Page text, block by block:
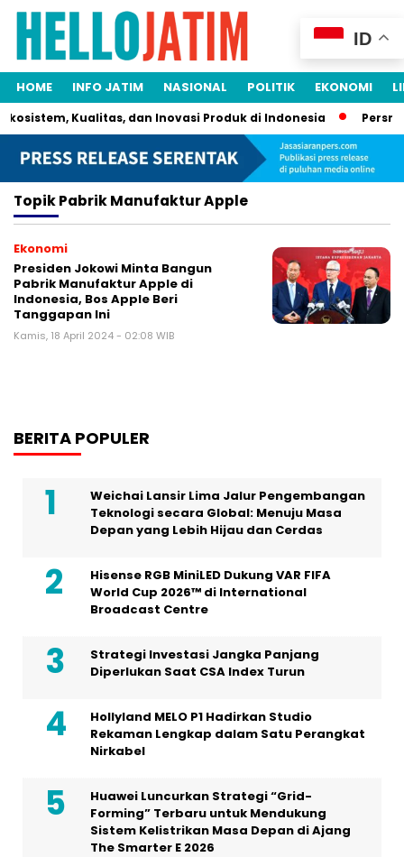
HOME INFO JATIM NASIONAL POLITIK EKONOMI
Kualitas, dan Inovasi Produk di Indonesia
TopikPabrik Manufaktur Apple
Ekonomi
Presiden Jokowi Minta Bangun
Pabrik Manufaktur Apple di
Indonesia, Bos Apple Beri
Tanggapan Ini
Kamis, 18 April 2024 - 02:08 WIB
BERITA POPULER
Weichai Lansir Lima Jalur Pengembangan
Teknologi secara Global: Menuju Masa
Depan yang Lebih Hijau dan Cerdas
Hisense RGB MiniLED Dukung VAR FIFA
World Cup 2026™ di International
Broadcast Centre
Strategi Investasi Jangka Panjang
Diperlukan Saat CSA Index Turun
Hollyland MELO P1 Hadirkan Studio
Rekaman Lengkap dalam Satu Perangkat
Nirkabel
Huawei Luncurkan Strategi “Grid-
Forming” Terbaru untuk Mendukung
Sistem Kelistrikan Masa Depan di Ajang
The Smarter E 2026
ID